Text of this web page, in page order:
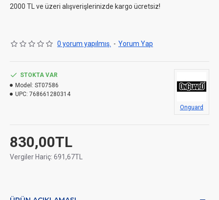
2000 TL ve üzeri alışverişlerinizde kargo ücretsiz!
0 yorum yapılmış. - Yorum Yap
830,00TL
Vergiler Hariç: 691,67TL
STOKTA VAR
Model: ST07586
UPC: 768661280314
Onguard